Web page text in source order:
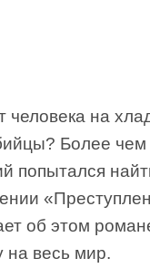
человека на
Более
попытался
об этом
на весь мир.